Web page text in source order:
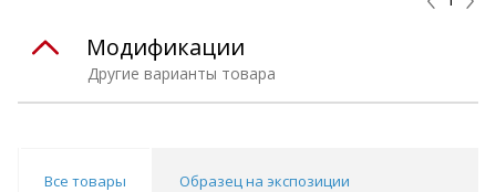
Другие варианты товара
Модификации
Все товары Образец на экспозиции